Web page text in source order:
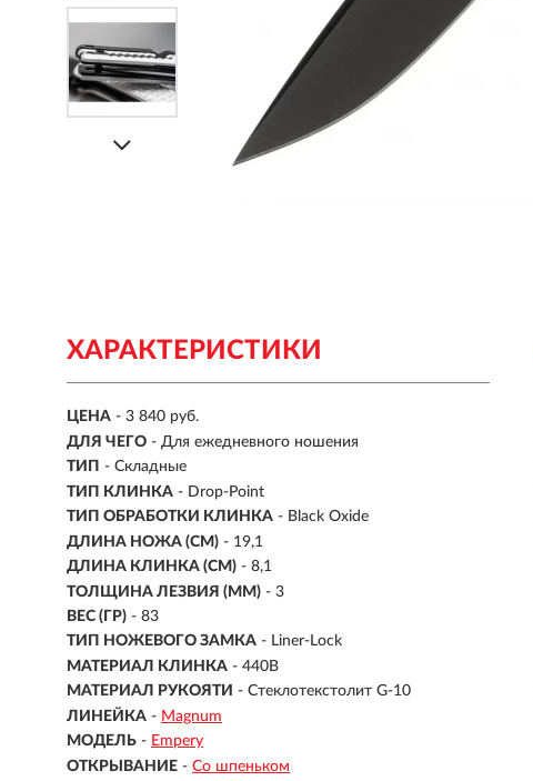
ХАРАКТЕРИСТИКИ
ЦЕНА - 3 840 руб.
ДЛЯ ЧЕГО - Для ежедневного ношения
ТИП - Складные
ТИП КЛИНКА - Drop-Point
ТИП ОБРАБОТКИ КЛИНКА - Black Oxide
ДЛИНА НОЖА (СМ) - 19,1
ДЛИНА КЛИНКА (СМ) - 8,1
ТОЛЩИНА ЛЕЗВИЯ (ММ) - 3
ВЕС (ГР) - 83
ТИП НОЖЕВОГО ЗАМКА - Liner-Lock
МАТЕРИАЛ КЛИНКА - 440B
МАТЕРИАЛ РУКОЯТИ - Стеклотекстолит G-10
ЛИНЕЙКА - Magnum
МОДЕЛЬ - Empery
ОТКРЫВАНИЕ - Со шпеньком